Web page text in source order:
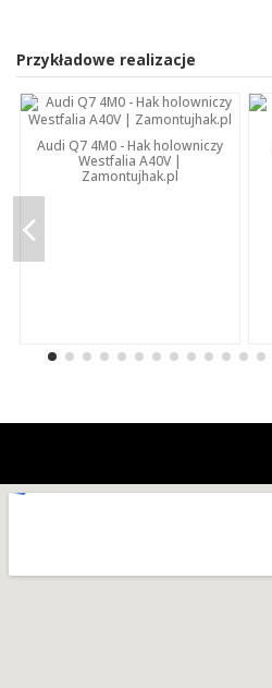
Przykładowe realizacje
Audi Q7 4M0 - Hak holowniczy
Westfalia A40V |
Zamontujhak.pl